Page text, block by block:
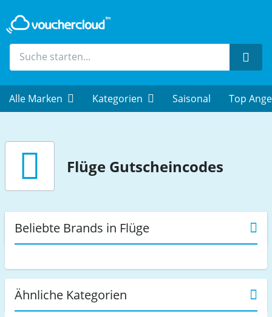
Alle Marken Kategorien Saisonal Top
Flüge Gutscheincodes
Beliebte Brands in Flüge
Ähnliche Kategorien